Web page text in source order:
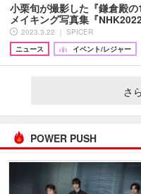
小栗旬が撮影した『鎌倉殿
メイキング写真集『
2023.3.22 ｜ SPICER
ニュース
イベント/レジャー
さ
POWER PUSH